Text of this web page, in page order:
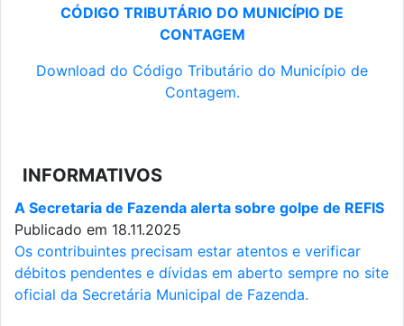
CÓDIGO TRIBUTÁRIO DO MUNICÍPIO DE
CONTAGEM
Download do Código Tributário do Município de
Contagem.
INFORMATIVOS
A Secretaria de Fazenda alerta sobre golpe de REFIS
Publicado em 18.11.2025
Os contribuintes precisam estar atentos e verificar
débitos pendentes e dívidas em aberto sempre no site
oficial da Secretária Municipal de Fazenda.